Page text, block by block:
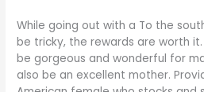
While going out with a To the
be tricky, the rewards are worth
be gorgeous and wonderful for
also be an excellent mother.